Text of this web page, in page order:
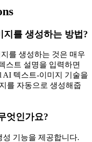
를 생성하는 방법?
를 생성하는 것은 매우
스트 설명을 입력하면
AI 텍스트-이미지 기술을
를 자동으로 생성해줍
엇인가요?
기능을 제공합니다.